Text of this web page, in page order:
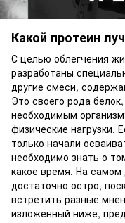
Какой протеин
С целью облегчения
разработаны
другие смеси,
Это своего рода
необходимым
физические нагрузки.
только начали
необходимо знать о
какое время. На
достаточно остро,
встретить разные
изложенный ниже,